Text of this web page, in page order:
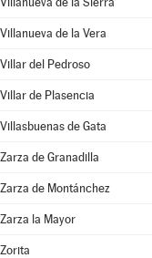
Villanueva de la Vera
Villar del Pedroso
Villar de Plasencia
Villasbuenas de Gata
Zarza de Granadilla
Zarza de Montánchez
Zarza la Mayor
Zorita